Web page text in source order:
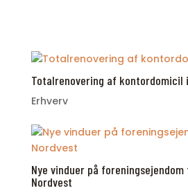
Totalrenovering af kontordomicil
Erhverv
Nye vinduer på foreningsejendom
Nordvest